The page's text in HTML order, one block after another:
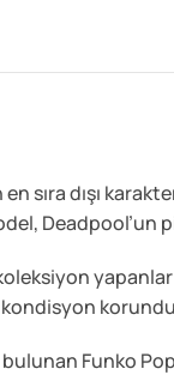
sıra dışı
Deadpool’un
Funko